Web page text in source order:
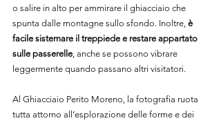
o salire in alto per ammirare il ghiacciaio che
spunta dalle montagne sullo sfondo. Inoltre, è
facile sistemare il treppiede e restare appartato
sulle passerelle, anche se possono vibrare
leggermente quando passano altri visitatori.
Al Ghiacciaio Perito Moreno, la fotografia ruota
tutta attorno all’esplorazione delle forme e dei